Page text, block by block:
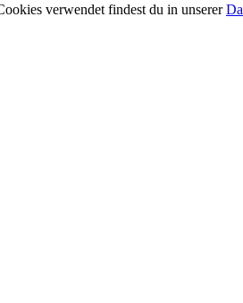
verwendet findest du in unserer